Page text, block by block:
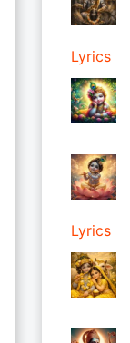
Lyrics
Lyrics